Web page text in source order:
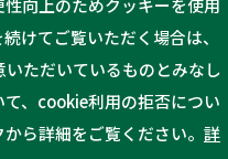
けてご覧いただく場合は、
ただいているものとみなし
、cookie利用の拒否につい
ら詳細をご覧ください。 詳